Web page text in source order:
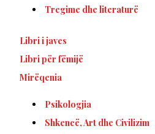
Tregime dhe literaturë
Libri i javes
Libri për fëmijë
Mirëqenia
Psikologjia
Shkencë, Art dhe Civilizim